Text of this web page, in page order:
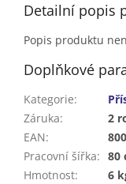
Produktová řada
Detailní popis
Popis produktu
Doplňkové
Kategorie:
Záruka:
2
EAN:
Pracovní šířka: 80
Hmotnost:
6